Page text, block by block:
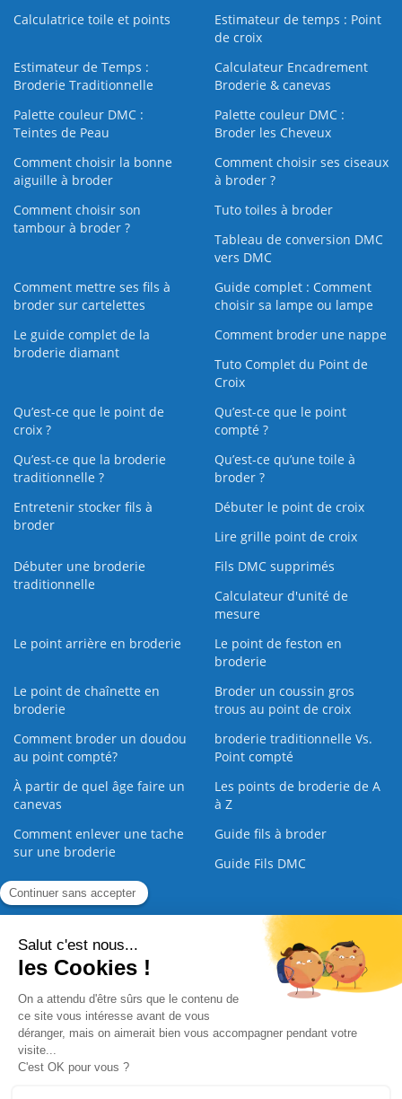
Calculatrice toile et points
Estimateur de temps : Point
de croix
Estimateur de Temps :
Broderie Traditionnelle
Calculateur Encadrement
Broderie & canevas
Palette couleur DMC :
Teintes de Peau
Palette couleur DMC :
Broder les Cheveux
Comment choisir la bonne
aiguille à broder
Comment choisir ses ciseaux
à broder ?
Comment choisir son
tambour à broder ?
Tuto toiles à broder
Tableau de conversion DMC
vers DMC
Comment mettre ses fils à
broder sur cartelettes
Guide complet : Comment
choisir sa lampe ou lampe
Le guide complet de la
broderie diamant
Comment broder une nappe
Tuto Complet du Point de
Croix
Qu’est-ce que le point de
croix ?
Qu’est-ce que le point
compté ?
Qu’est-ce que la broderie
traditionnelle ?
Qu’est‑ce qu’une toile à
broder ?
Entretenir stocker fils à
broder
Débuter le point de croix
Lire grille point de croix
Débuter une broderie
traditionnelle
Fils DMC supprimés
Calculateur d'unité de
mesure
Le point arrière en broderie
Le point de feston en
broderie
Le point de chaînette en
broderie
Broder un coussin gros
trous au point de croix
Comment broder un doudou
au point compté?
broderie traditionnelle Vs.
Point compté
À partir de quel âge faire un
canevas
Les points de broderie de A
à Z
Comment enlever une tache
sur une broderie
Guide fils à broder
Guide Fils DMC
Guide de la Broderie
Commande Papier Qui sommes nous Nous contacter |
Paiement sécurisé